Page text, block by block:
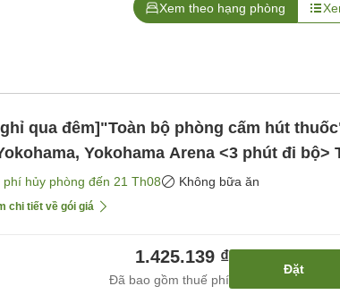
Xem theo hạng phòng
qua đêm]"Toàn bộ phòng cấm hút
Yokohama Arena <3 phút đi bộ>
bao gồm bữa ăn]
phí hủy phòng đến 21 Th08 Không bữa ăn
chi tiết về gói giá
1.425.139 ₫
Đã bao gồm thuế phí
Đặt